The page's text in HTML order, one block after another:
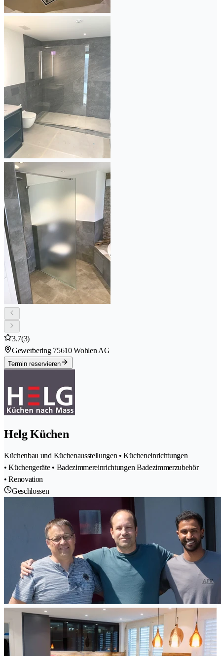
3.7(3)
Gewerbering 75610 Wohlen AG
Termin reservieren
Helg Küchen
Küchenbau und Küchenausstellungen • Kücheneinrichtungen
• Küchengeräte • Badezimmereinrichtungen Badezimmerzubehör
• Renovation
Geschlossen